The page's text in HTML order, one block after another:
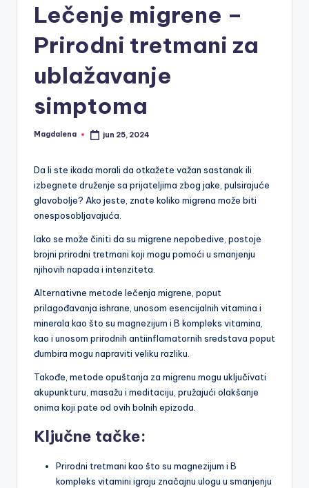
Lečenje migrene –
Prirodni tretmani za
ublažavanje
simptoma
Posted
Magdalena jun 25, 2024
Da li ste ikada morali da otkažete važan sastanak ili
izbegnete druženje sa prijateljima zbog jake, pulsirajuće
glavobolje? Ako jeste, znate koliko migrena može biti
onesposobljavajuća.
Iako se može činiti da su migrene nepobedive, postoje
brojni prirodni tretmani koji mogu pomoći u smanjenju
njihovih napada i intenziteta.
Alternativne metode lečenja migrene, poput
prilagođavanja ishrane, unosom esencijalnih vitamina i
minerala kao što su magnezijum i B kompleks vitamina,
kao i unosom prirodnih antiinflamatornih sredstava poput
đumbira mogu napraviti veliku razliku.
Takođe, metode opuštanja za migrenu mogu uključivati
akupunkturu, masažu i meditaciju, pružajući olakšanje
onima koji pate od ovih bolnih epizoda.
Ključne tačke:
Prirodni tretmani kao što su magnezijum i B
kompleks vitamini igraju značajnu ulogu u smanjenju